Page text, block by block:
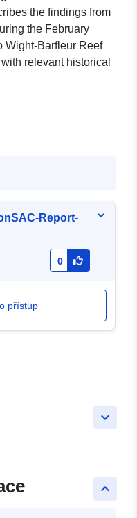
the findings from
the February
Wight-Barfleur Reef
relevant historical
Report-
0
přístup
keyboard_arrow_down
keyboard_arrow_up